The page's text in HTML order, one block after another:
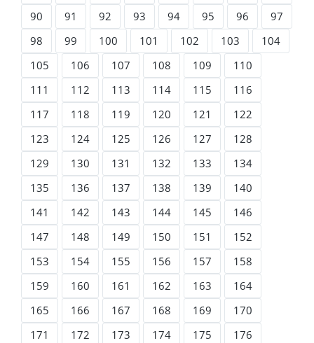
90
91 92 93 94 95 96
97
98
99 100 101 102 103
104
105
106 107 108 109
110
111
112 113 114 115
116
117
118 119 120 121
122
123
124 125 126 127
128
129
130 131 132 133
134
135
136 137 138 139
140
141
142 143 144 145
146
147
148 149 150 151
152
153
154 155 156 157
158
159
160 161 162 163
164
165
166 167 168 169
170
171
172 173 174 175
176